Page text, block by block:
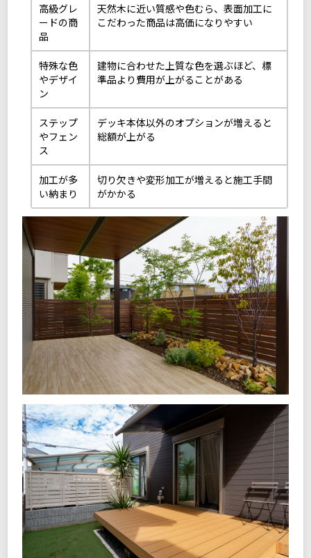
高級グレ
ードの商
品
天然木に近い質感や色むら、表面加工に
こだわった商品は高価になりやすい
特殊な色
やデザイ
ン
建物に合わせた上質な色を選ぶほど、標
準品より費用が上がることがある
ステップ
やフェン
ス
デッキ本体以外のオプションが増えると
総額が上がる
加工が多
い納まり
切り欠きや変形加工が増えると施工手間
がかかる